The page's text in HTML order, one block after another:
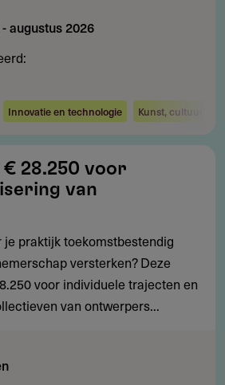
augustus 2026
Innovatie en technologie Kunst, cultuur en
28.250 voor
van
praktijk toekomstbestendig
versterken? Deze
voor individuele trajecten en
van ontwerpers...